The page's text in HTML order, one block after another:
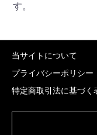
す。
当サイトについて
プライバシーポリシー
特定商取引法に基づく